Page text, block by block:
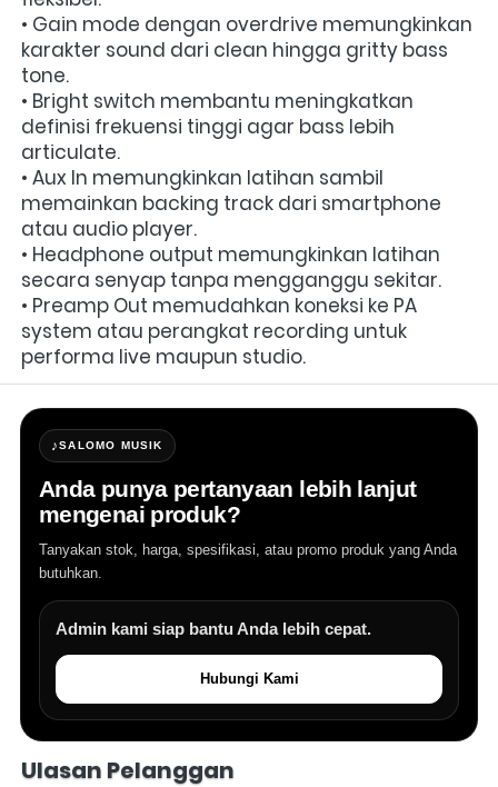
• Gain mode dengan overdrive memungkinkan
karakter sound dari clean hingga gritty bass
tone.
• Bright switch membantu meningkatkan
definisi frekuensi tinggi agar bass lebih
articulate.
• Aux In memungkinkan latihan sambil
memainkan backing track dari smartphone
atau audio player.
• Headphone output memungkinkan latihan
secara senyap tanpa mengganggu sekitar.
• Preamp Out memudahkan koneksi ke PA
system atau perangkat recording untuk
performa live maupun studio.
♪SALOMO MUSIK
Anda punya pertanyaan lebih lanjut
mengenai produk?
Tanyakan stok, harga, spesifikasi, atau promo produk yang Anda
butuhkan.
Admin kami siap bantu Anda lebih cepat.
Hubungi Kami
Ulasan Pelanggan